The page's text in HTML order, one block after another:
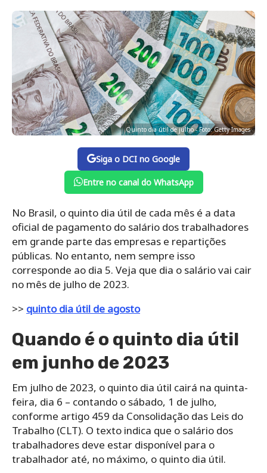
Quinto dia útil de julho - Foto: Getty Images
Siga o DCI no Google
Entre no canal do WhatsApp
No Brasil, o quinto dia útil de cada mês é a data
oficial de pagamento do salário dos trabalhadores
em grande parte das empresas e repartições
públicas. No entanto, nem sempre isso
corresponde ao dia 5. Veja que dia o salário vai cair
no mês de julho de 2023.
>> quinto dia útil de agosto
Quando é o quinto dia útil
em junho de 2023
Em julho de 2023, o quinto dia útil cairá na quinta-
feira, dia 6 – contando o sábado, 1 de julho,
conforme artigo 459 da Consolidação das Leis do
Trabalho (CLT). O texto indica que o salário dos
trabalhadores deve estar disponível para o
trabalhador até, no máximo, o quinto dia útil.